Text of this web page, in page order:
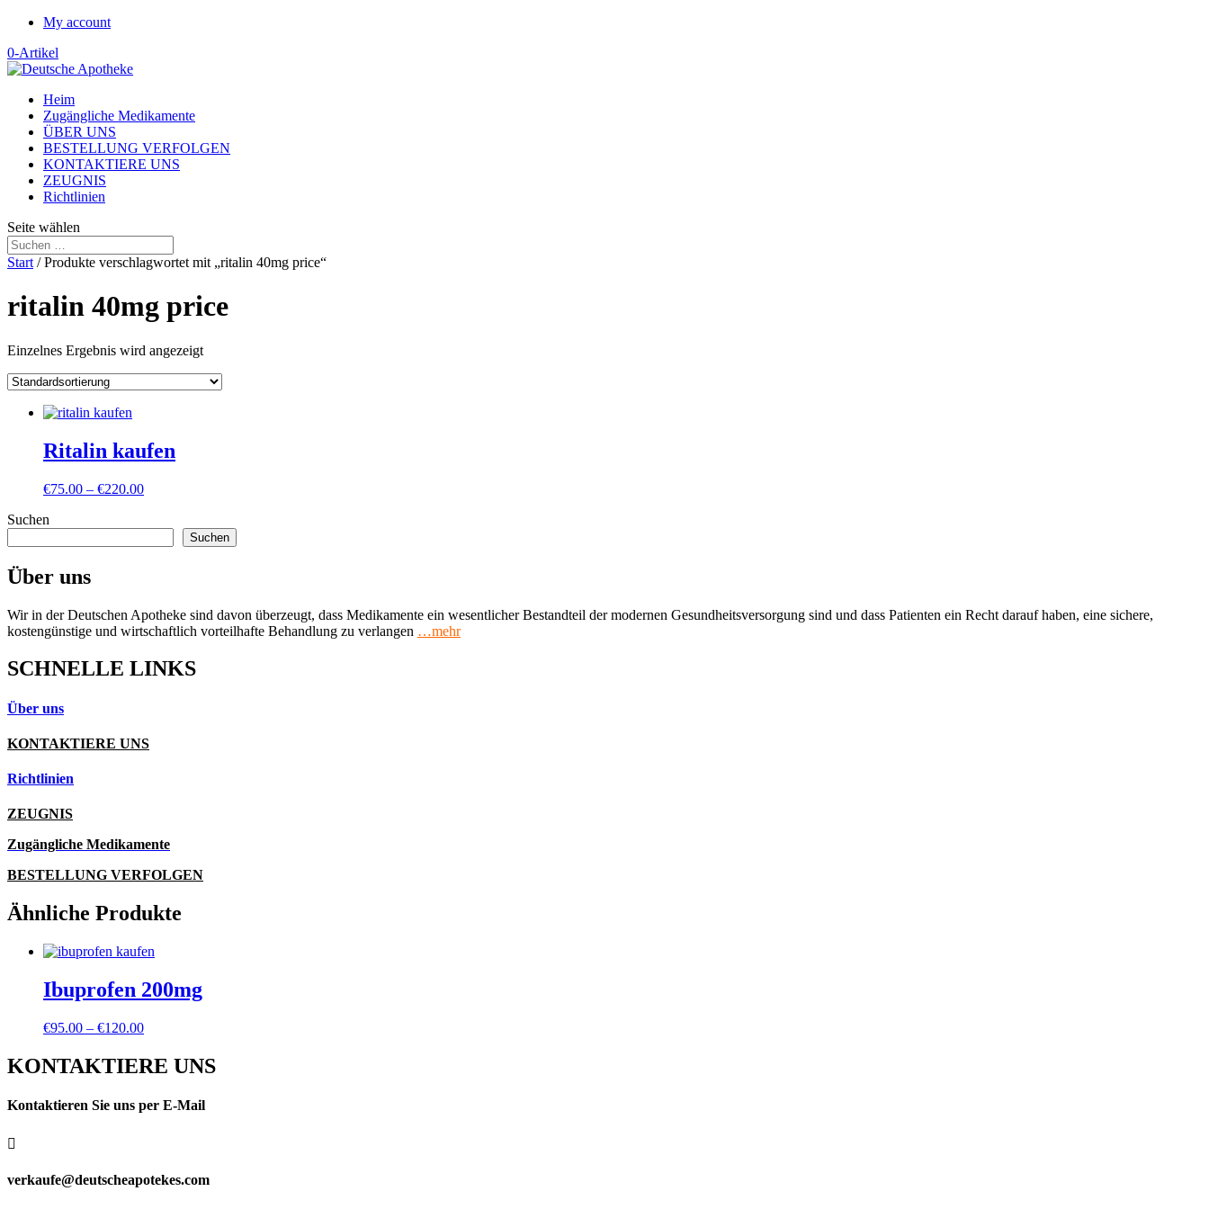
My account
0-Artikel
Heim
Zugängliche Medikamente
ÜBER UNS
BESTELLUNG VERFOLGEN
KONTAKTIERE UNS
ZEUGNIS
Richtlinien
Seite wählen
Start / Produkte verschlagwortet mit „ritalin 40mg price“
ritalin 40mg price
Einzelnes Ergebnis wird angezeigt
Ritalin kaufen
€75.00 – €220.00Preisspanne:
Suchen
Suchen
Über uns
Wir in der Deutschen Apotheke sind davon überzeugt, dass Medikamente ein wesentlicher Bestandteil der modernen Gesundheitsversorgung sind und dass Patienten ein Recht darauf haben, eine sichere,
kostengünstige und wirtschaftlich vorteilhafte Behandlung zu verlangen …mehr
SCHNELLE LINKS
Über uns
KONTAKTIERE UNS
Richtlinien
ZEUGNIS
Zugängliche Medikamente
BESTELLUNG VERFOLGEN
Ähnliche Produkte
Ibuprofen 200mg
€95.00 – €120.00Preisspanne:
bis
€120.00
KONTAKTIERE UNS
Kontaktieren Sie uns per E-Mail

verkaufe@deutscheapotekes.com